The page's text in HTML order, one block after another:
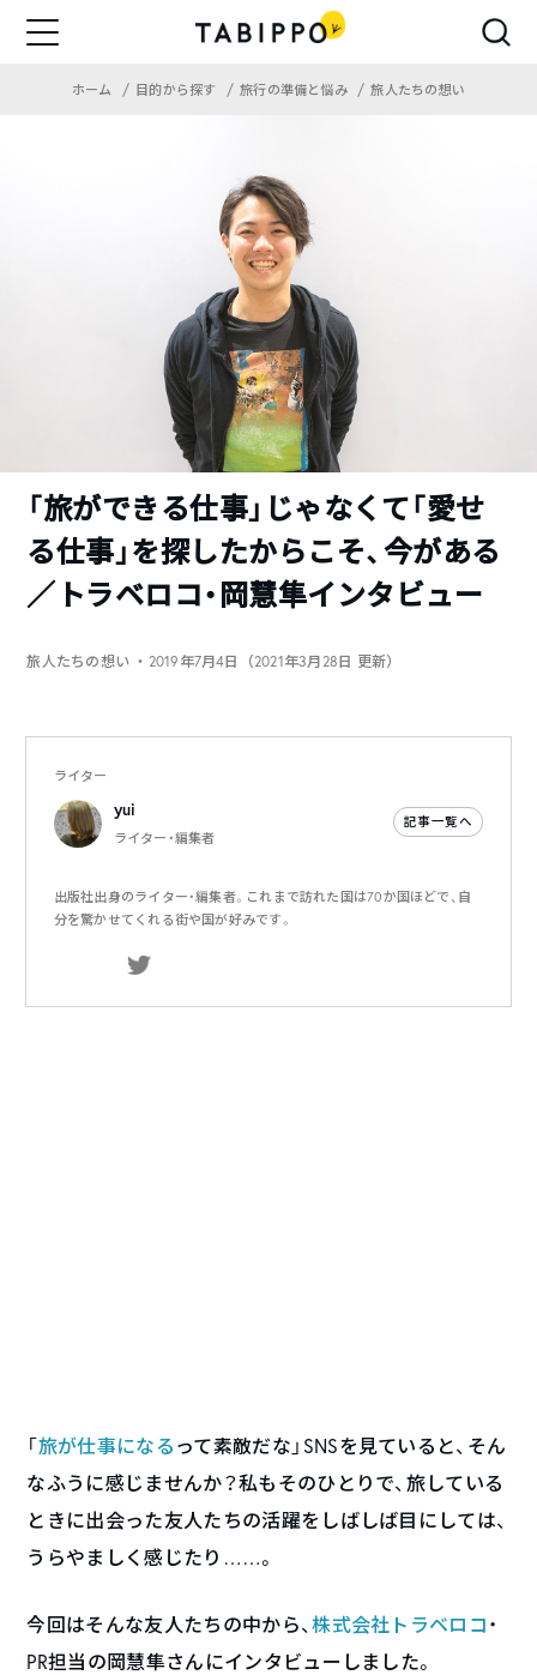
ホーム 目的から探す 旅行の準備と悩み 旅人たちの想い
「旅ができる仕事」じゃなくて「愛せ
る仕事」を探したからこそ、今がある
／トラベロコ・岡慧隼インタビュー
旅人たちの想い ・2019年7月4日（2021年3月28日 更新）
ライター
yui
ライター・編集者
記事一覧へ
出版社出身のライター・編集者。これまで訪れた国は70か国ほどで、自
分を驚かせてくれる街や国が好みです。
「旅が仕事になるって素敵だな」――SNSを見ていると、そん
なふうに感じませんか？私もそのひとりで、旅している
ときに出会った友人たちの活躍をしばしば目にしては、
うらやましく感じたり……。
今回はそんな友人たちの中から、株式会社トラベロコ・
PR担当の岡慧隼さんにインタビューしました。